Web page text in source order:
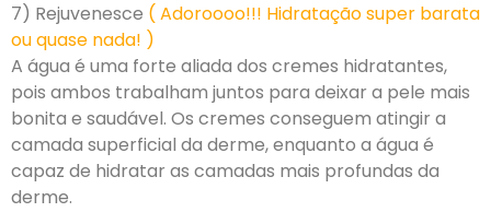
7) Rejuvenesce ( Adoroooo!!! Hidratação super barata
ou quase nada! )
A água é uma forte aliada dos cremes hidratantes,
pois ambos trabalham juntos para deixar a pele mais
bonita e saudável. Os cremes conseguem atingir a
camada superficial da derme, enquanto a água é
capaz de hidratar as camadas mais profundas da
derme.